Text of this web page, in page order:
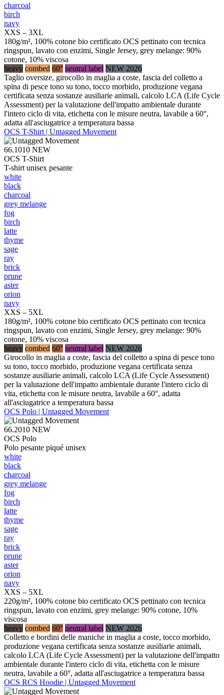
charcoal
birch
navy
XXS – 3XL
180g/m², 100% cotone bio certificato OCS pettinato con tecnica
ringspun, lavato con enzimi, Single Jersey, grey melange: 90%
cotone, 10% viscosa
heavy combed 60° neutral label NEW 2026
Taglio oversize, girocollo in maglia a coste, fascia del colletto a
spina di pesce tono su tono, tocco morbido, produzione vegana
certificata senza sostanze ausiliarie animali, calcolo LCA (Life Cycle
Assessment) per la valutazione dell'impatto ambientale durante
l'intero ciclo di vita, etichetta con le misure neutra, lavabile a 60°,
adatta all'asciugatrice a temperatura bassa
OCS T-Shirt | Untagged Movement
66.1010 NEW
OCS T-Shirt
T-shirt unisex pesante
white
black
charcoal
grey melange
fog
birch
latte
thyme
sage
ray
brick
prune
aster
orion
navy
XXS – 5XL
180g/m², 100% cotone bio certificato OCS pettinato con tecnica
ringspun, lavato con enzimi, Single Jersey, grey melange: 90%
cotone, 10% viscosa
heavy combed 60° neutral label NEW 2026
Girocollo in maglia a coste, fascia del colletto a spina di pesce tono
su tono, tocco morbido, produzione vegana certificata senza
sostanze ausiliarie animali, calcolo LCA (Life Cycle Assessment)
per la valutazione dell'impatto ambientale durante l'intero ciclo di
vita, etichetta con le misure neutra, lavabile a 60°, adatta
all'asciugatrice a temperatura bassa
OCS Polo | Untagged Movement
66.2010 NEW
OCS Polo
Polo pesante piqué unisex
white
black
charcoal
grey melange
fog
birch
latte
thyme
sage
ray
brick
prune
aster
orion
navy
XXS – 5XL
220g/m², 100% cotone bio certificato OCS pettinato con tecnica
ringspun, lavato con enzimi, grey melange: 90% cotone, 10%
viscosa
heavy combed 60° neutral label NEW 2026
Colletto e bordini delle maniche in maglia a coste, tocco morbido,
produzione vegana certificata senza sostanze ausiliarie animali,
calcolo LCA (Life Cycle Assessment) per la valutazione dell'impatto
ambientale durante l'intero ciclo di vita, etichetta con le misure
neutra, lavabile a 60°, adatta all'asciugatrice a temperatura bassa
OCS RCS Hoodie | Untagged Movement